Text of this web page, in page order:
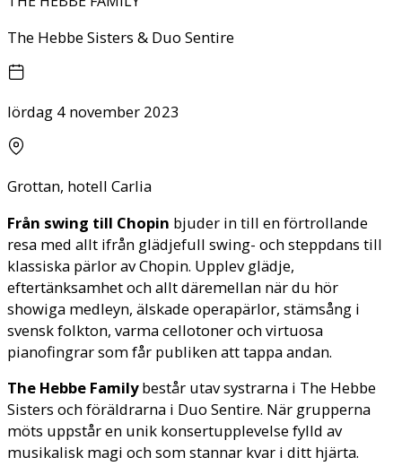
The Hebbe Sisters & Duo Sentire
lördag 4 november 2023
Grottan, hotell Carlia
Från swing till Chopin bjuder in till en förtrollande
resa med allt ifrån glädjefull swing- och steppdans till
klassiska pärlor av Chopin. Upplev glädje,
eftertänksamhet och allt däremellan när du hör
showiga medleyn, älskade operapärlor, stämsång i
svensk folkton, varma cellotoner och virtuosa
pianofingrar som får publiken att tappa andan.
The Hebbe Familybestår utav systrarna i The Hebbe
Sisters och föräldrarna i Duo Sentire. När grupperna
möts uppstår en unik konsertupplevelse fylld av
musikalisk magi och som stannar kvar i ditt hjärta.